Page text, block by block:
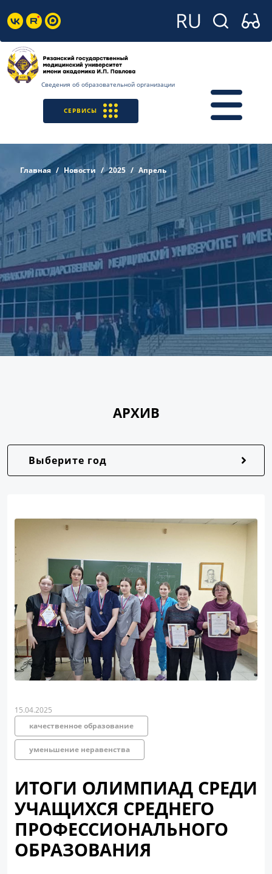
Сведения об образовательной организации
СЕРВИСЫ
Главная Новости 2025 Апрель
АРХИВ
Выберите год
15.04.2025
качественное образование
уменьшение неравенства
ИТОГИ ОЛИМПИАД СРЕДИ
УЧАЩИХСЯ СРЕДНЕГО
ПРОФЕССИОНАЛЬНОГО
ОБРАЗОВАНИЯ